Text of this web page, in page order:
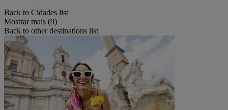
Back to Cidades list
Mostrar mais (9)
Back to other destinations list